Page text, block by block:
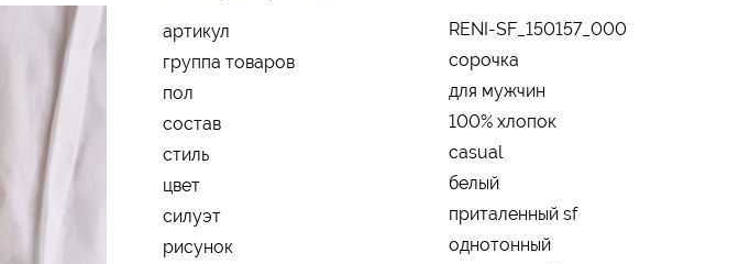
артикул
RENI-SF_150157_000
группа товаров
сорочка
пол
для мужчин
состав
100% хлопок
стиль
casual
цвет
белый
силуэт
приталенный sf
рисунок
однотонный